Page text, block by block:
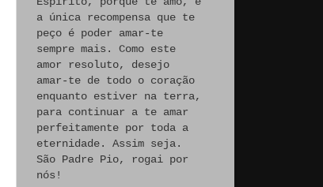
a única recompensa que te
peço é poder amar-te
sempre mais. Como este
amor resoluto, desejo
amar-te de todo o coração
enquanto estiver na terra,
para continuar a te amar
perfeitamente por toda a
eternidade. Assim seja.
São Padre Pio, rogai por
nós!